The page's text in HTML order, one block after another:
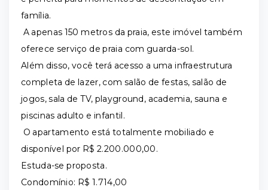
família.
A apenas 150 metros da praia, este imóvel também
oferece serviço de praia com guarda-sol.
Além disso, você terá acesso a uma infraestrutura
completa de lazer, com salão de festas, salão de
jogos, sala de TV, playground, academia, sauna e
piscinas adulto e infantil.
O apartamento está totalmente mobiliado e
disponível por R$ 2.200.000,00.
Estuda-se proposta.
Condomínio: R$ 1.714,00